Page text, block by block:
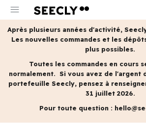
menu
Après plusieurs années d'activité,
Les nouvelles commandes et les
plus possibles.
Toutes les commandes en cours
normalement. Si vous avez de l'argent
portefeuille Seecly, pensez à
31 juillet 2026.
Pour toute question :